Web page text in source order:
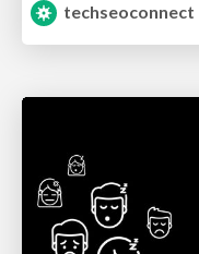
techseoconnect